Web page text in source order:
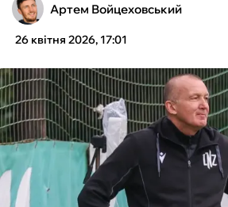
ТЕНІС
КІБЕРСПОРТ
ЧС-2026
ФУТЗАЛ
ІНШІ
Артем Войцеховський
26 квітня 2026, 17:01